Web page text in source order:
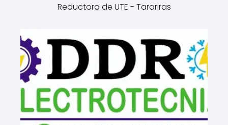
Reductora de UTE - Tarariras